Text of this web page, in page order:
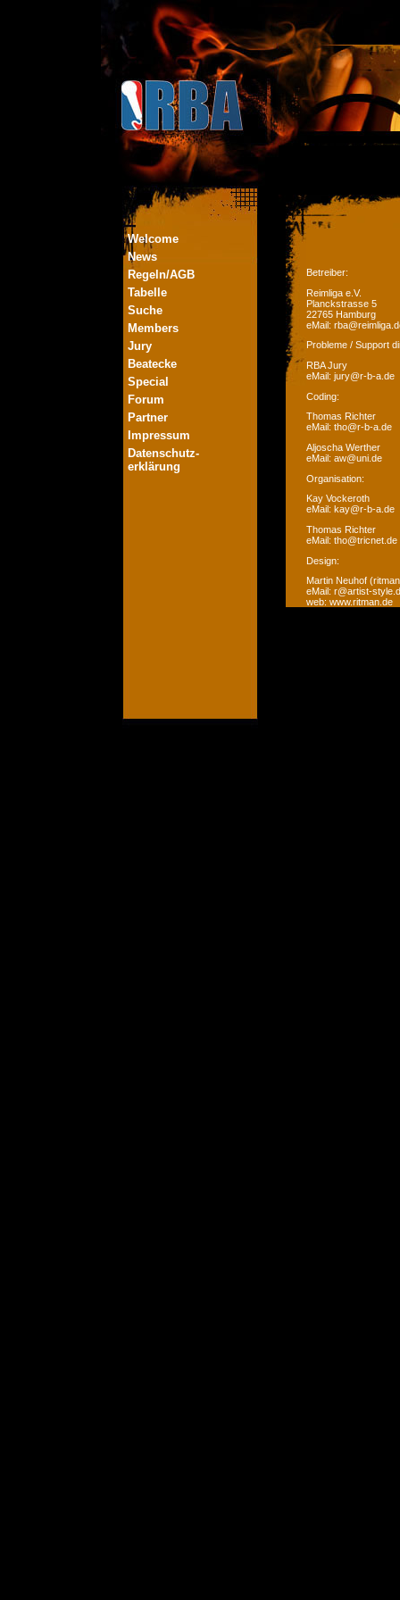
Welcome
News
Regeln/AGB
Tabelle
Suche
Members
Jury
Beatecke
Special
Forum
Partner
Impressum
Datenschutz-
erklärung
Betreiber:
Reimliga e.V.
Planckstrasse 5
22765 Hamburg
eMail:
Probleme / Support
RBA Jury
eMail: jury@r-b-a.de
Coding:
Thomas Richter
eMail: tho@r-b-a.de
Aljoscha Werther
eMail: aw@uni.de
Organisation:
Kay Vockeroth
eMail: kay@r-b-a.de
Thomas Richter
eMail: tho@tricnet.de
Design:
Martin Neuhof
eMail: r@artist-
web: www.ritman.de